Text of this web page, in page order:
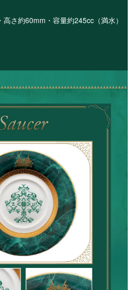
さ約60mm・容量約245cc（満水）